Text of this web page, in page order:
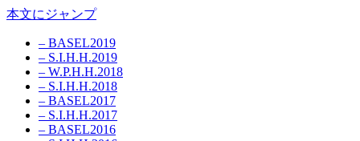
本文にジャンプ
– BASEL2019
– S.I.H.H.2019
– W.P.H.H.2018
– S.I.H.H.2018
– BASEL2017
– S.I.H.H.2017
– BASEL2016